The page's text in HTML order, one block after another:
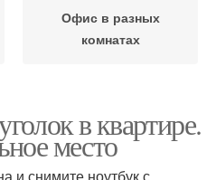
Офис в разных
комнатах
в квартире.
место